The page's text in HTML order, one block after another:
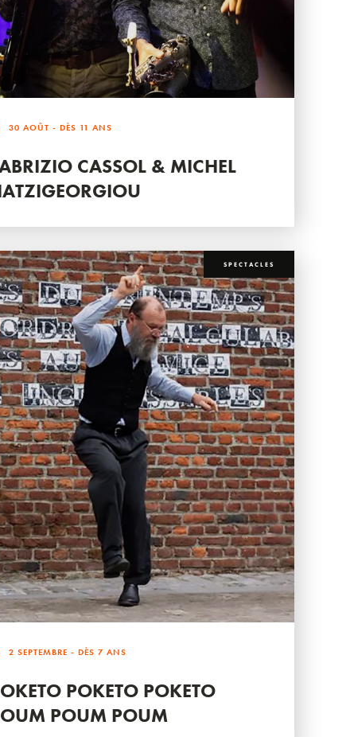
30 AOÛT - DÈS 11 ANS
CASSOL & MICHEL
SPECTACLES
2 SEPTEMBRE - DÈS 7 ANS
POKETO POKETO
POUM POUM